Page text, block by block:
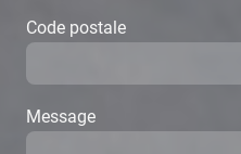
Code postale
Message